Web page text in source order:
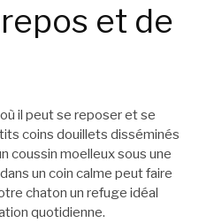
et de
il peut se reposer et se
coins douillets disséminés
coussin moelleux sous une
un coin calme peut faire
chaton un refuge idéal
quotidienne.